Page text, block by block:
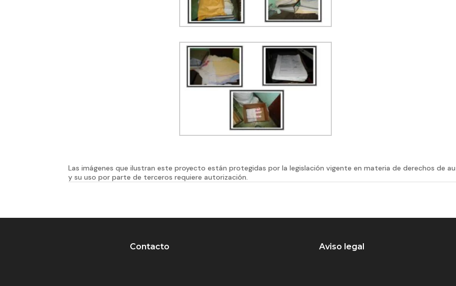
Las imágenes que ilustran este proyecto están protegidas por la legislación vigente en materia de derechos de
y su uso por parte de terceros requiere autorización.
Contacto Aviso legal